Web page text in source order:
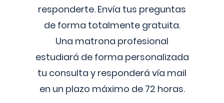
responderte. Envía tus preguntas
de forma totalmente gratuita.
Una matrona profesional
estudiará de forma personalizada
tu consulta y responderá vía mail
en un plazo máximo de 72 horas.